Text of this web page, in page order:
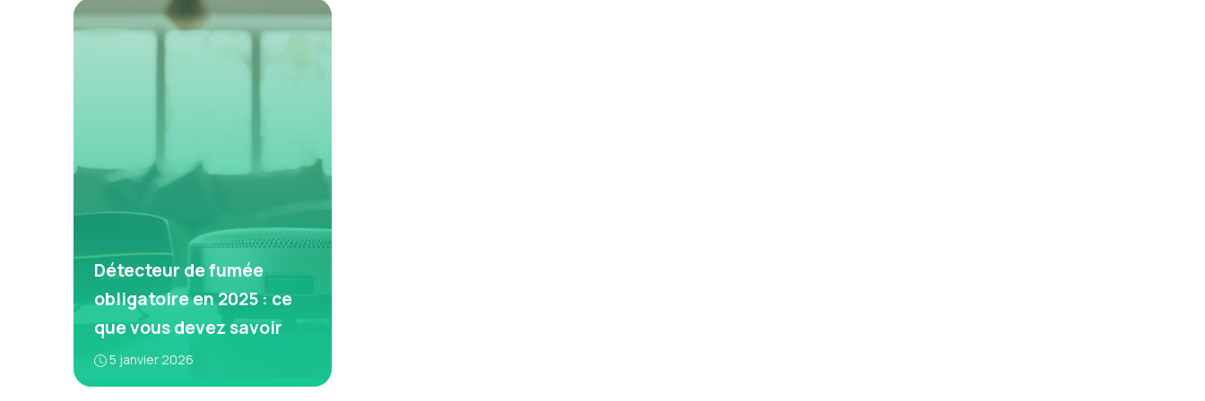
Détecteur de fumée
obligatoire en 2025 : ce
que vous devez savoir
5 janvier 2026